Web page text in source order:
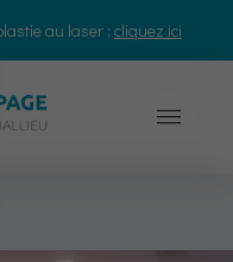
au laser : cliquez ici